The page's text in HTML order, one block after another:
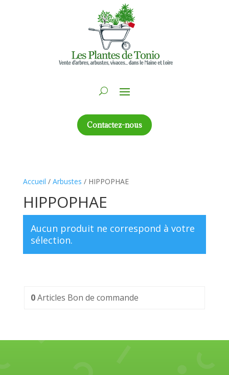
Contactez-nous
Accueil / Arbustes / HIPPOPHAE
HIPPOPHAE
Aucun produit ne correspond à votre
sélection.
0Articles Bon de commande